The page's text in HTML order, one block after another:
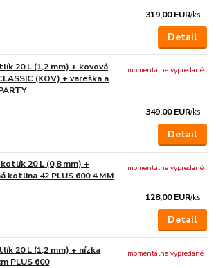
319,00 EUR/ks
Detail
20 L (1,2 mm) + kovová
(KOV) + vareška a
349,00 EUR/ks
momentálne vypredané
Detail
20 L (0,8 mm) +
kotlina 42 PLUS 600 4 MM
128,00 EUR/ks
momentálne vypredané
Detail
20 L (1,2 mm) + nízka
PLUS 600
momentálne vypredané